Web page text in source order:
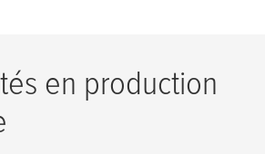
en production